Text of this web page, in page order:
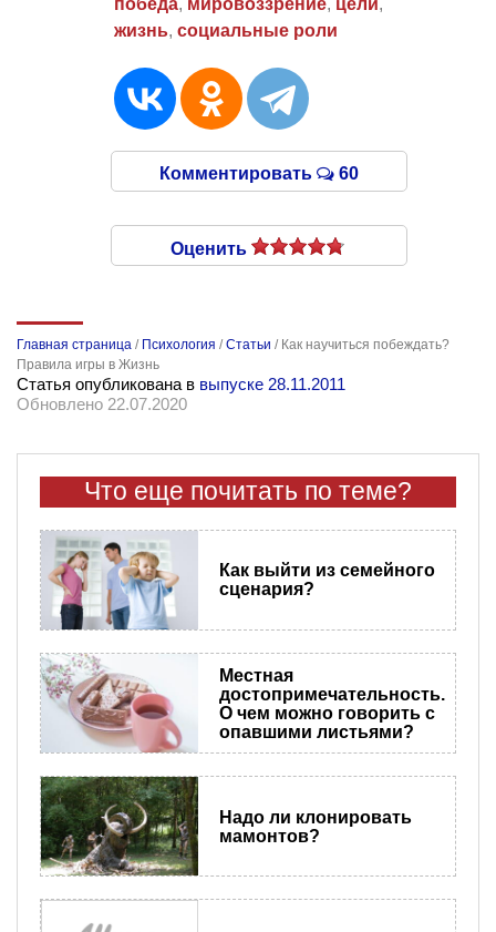
победа, мировоззрение, цели,
жизнь, социальные роли
Комментировать 60
Оценить
Главная страница / Психология /Статьи / Как научиться побеждать?
Правила игры в Жизнь
Статья опубликована в выпуске 28.11.2011
Обновлено 22.07.2020
Что еще почитать по теме?
Как выйти из семейного
сценария?
Местная
достопримечательность.
О чем можно говорить с
опавшими листьями?
Надо ли клонировать
мамонтов?